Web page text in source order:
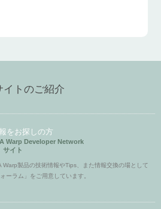
イトのご紹介
をお探しの方
Warp Developer Network
サイト
Warp製品の技術情報やTips、また情報交換の場として
ォーラム」をご用意しています。